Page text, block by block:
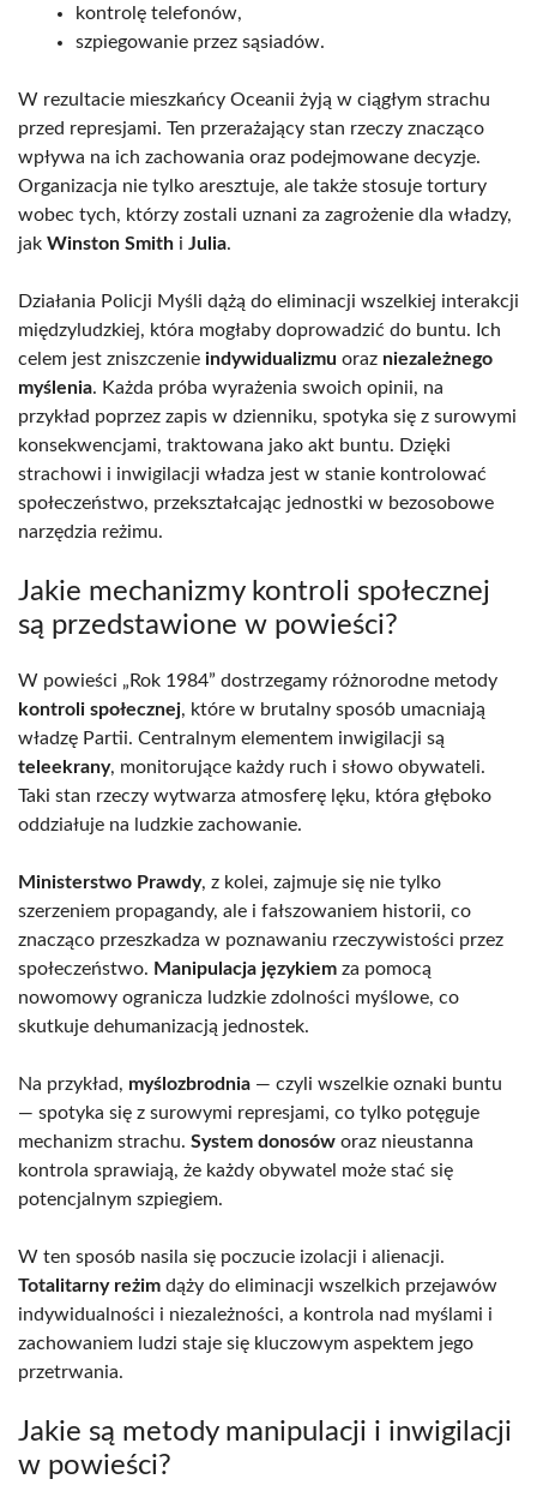
kontrolę telefonów,
szpiegowanie przez sąsiadów.
W rezultacie mieszkańcy Oceanii żyją w ciągłym strachu
przed represjami. Ten przerażający stan rzeczy znacząco
wpływa na ich zachowania oraz podejmowane decyzje.
Organizacja nie tylko aresztuje, ale także stosuje tortury
wobec tych, którzy zostali uznani za zagrożenie dla władzy,
jak Winston Smith i Julia.
Działania Policji Myśli dążą do eliminacji wszelkiej interakcji
międzyludzkiej, która mogłaby doprowadzić do buntu. Ich
celem jest zniszczenie indywidualizmu oraz niezależnego
myślenia. Każda próba wyrażenia swoich opinii, na
przykład poprzez zapis w dzienniku, spotyka się z surowymi
konsekwencjami, traktowana jako akt buntu. Dzięki
strachowi i inwigilacji władza jest w stanie kontrolować
społeczeństwo, przekształcając jednostki w bezosobowe
narzędzia reżimu.
Jakie mechanizmy kontroli społecznej
są przedstawione w powieści?
W powieści „Rok 1984” dostrzegamy różnorodne metody
kontroli społecznej, które w brutalny sposób umacniają
władzę Partii. Centralnym elementem inwigilacji są
teleekrany, monitorujące każdy ruch i słowo obywateli.
Taki stan rzeczy wytwarza atmosferę lęku, która głęboko
oddziałuje na ludzkie zachowanie.
Ministerstwo Prawdy, z kolei, zajmuje się nie tylko
szerzeniem propagandy, ale i fałszowaniem historii, co
znacząco przeszkadza w poznawaniu rzeczywistości przez
społeczeństwo. Manipulacja językiem za pomocą
nowomowy ogranicza ludzkie zdolności myślowe, co
skutkuje dehumanizacją jednostek.
Na przykład, myślozbrodnia — czyli wszelkie oznaki buntu
— spotyka się z surowymi represjami, co tylko potęguje
mechanizm strachu. System donosów oraz nieustanna
kontrola sprawiają, że każdy obywatel może stać się
potencjalnym szpiegiem.
W ten sposób nasila się poczucie izolacji i alienacji.
Totalitarny reżim dąży do eliminacji wszelkich przejawów
indywidualności i niezależności, a kontrola nad myślami i
zachowaniem ludzi staje się kluczowym aspektem jego
przetrwania.
Jakie są metody manipulacji i inwigilacji
w powieści?